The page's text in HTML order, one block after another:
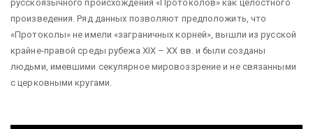
русскоязычного происхождения «Протоколов» как целостного
произведения. Ряд данных позволяют предположить, что
«Протоколы» не имели «заграничных корней», вышли из русской
крайне-правой среды рубежа XIX – ХХ вв. и были созданы
людьми, имевшими секулярное мировоззрение и не связанными
с церковными кругами.